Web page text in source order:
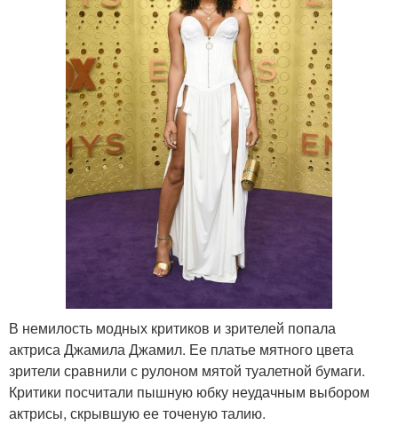
В немилость модных критиков и зрителей попала
актриса Джамила Джамил. Ее платье мятного цвета
зрители сравнили с рулоном мятой туалетной бумаги.
Критики посчитали пышную юбку неудачным выбором
актрисы, скрывшую ее точеную талию.